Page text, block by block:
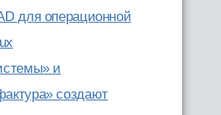
для операционной
и
создают